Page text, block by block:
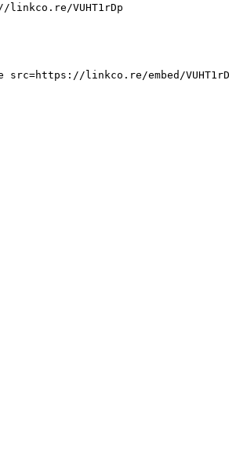
VUHT1rDp
src=https://linkco.re/embed/